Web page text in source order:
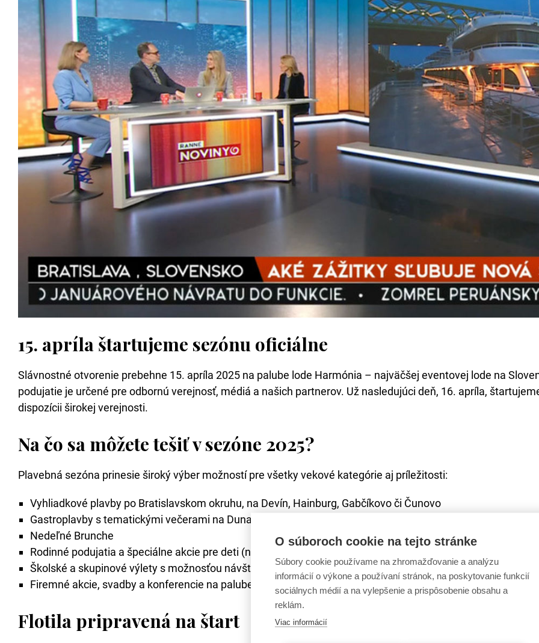
15. apríla štartujeme sezónu oficiálne
Slávnostné otvorenie prebehne 15. apríla 2025 na palube lode Harmónia – najväčšej eventovej lode na
podujatie je určené pre odbornú verejnosť, médiá a našich partnerov. Už nasledujúci deň, 16. apríla,
dispozícii širokej verejnosti.
Na čo sa môžete tešiť v sezóne 2025?
Plavebná sezóna prinesie široký výber možností pre všetky vekové kategórie aj príležitosti:
Vyhliadkové plavby po Bratislavskom okruhu, na Devín, Hainburg, Gabčíkovo či Čunovo
Gastroplavby s tematickými večerami na Dunaji – slovenská, talianska, ázijská kuchyňa, rybacie špeciality
Nedeľné Brunche
Rodinné podujatia a špeciálne akcie pre deti (napr. Halloweenska párty, Mikuláš, letné nedele s
Školské a skupinové výlety s možnosťou návštevy Devínu, Danubiany a iných
Firemné akcie, svadby a konferencie na palube lode Harmónia
Flotila pripravená na štart
O súboroch cookie na tejto stránke
Súbory cookie používame na zhromažďovanie a analýzu
informácií o výkone a používaní stránok, na poskytovanie funkcií
sociálnych médií a na vylepšenie a prispôsobenie obsahu a
reklám.
Viac informácií